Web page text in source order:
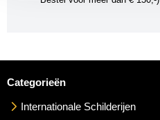
Categorieën
Internationale Schilderijen